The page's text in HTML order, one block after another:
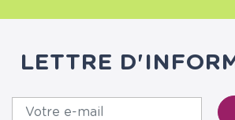
LETTRE